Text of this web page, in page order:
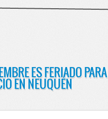
ES FERIADO
EN NEUQUÉN